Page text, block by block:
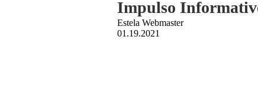
Impulso
Estela Webmaster
01.19.2021